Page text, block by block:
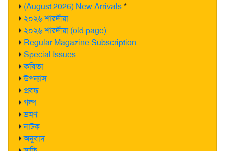
(August 2026) New Arrivals*
২০২৬ শারদীয়া
২০২৬ শারদীয়া (old page)
Regular Magazine Subscription
Special Issues
কবিতা
উপন্যাস
প্রবন্ধ
গল্প
ভ্রমণ
নাটক
অনুবাদ